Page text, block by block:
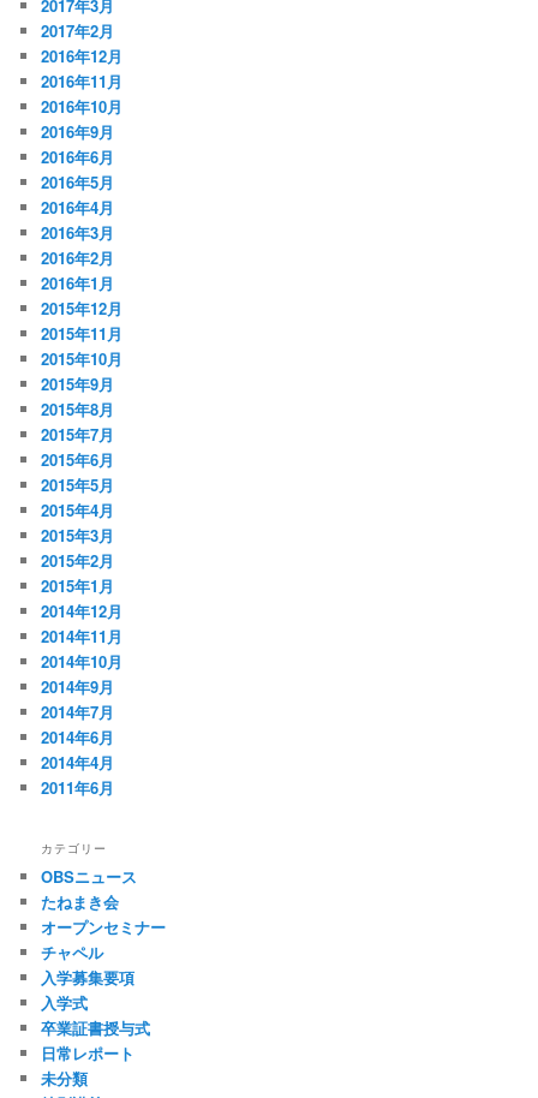
2017年3月
2017年2月
2016年12月
2016年11月
2016年10月
2016年9月
2016年6月
2016年5月
2016年4月
2016年3月
2016年2月
2016年1月
2015年12月
2015年11月
2015年10月
2015年9月
2015年8月
2015年7月
2015年6月
2015年5月
2015年4月
2015年3月
2015年2月
2015年1月
2014年12月
2014年11月
2014年10月
2014年9月
2014年7月
2014年6月
2014年4月
2011年6月
カテゴリー
OBSニュース
たねまき会
オープンセミナー
チャペル
入学募集要項
入学式
卒業証書授与式
日常レポート
未分類